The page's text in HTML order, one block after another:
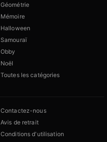
Géométrie
Mémoire
Halloween
Samouraï
Obby
Noël
Toutes les catégories
Contactez-nous
Avis de retrait
Conditions d'utilisation